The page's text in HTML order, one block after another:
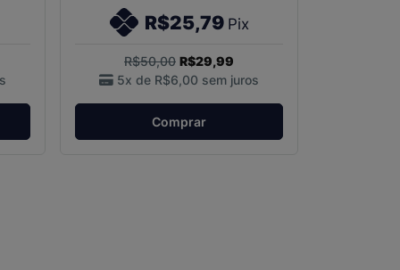
R$25,79 Pix
R$50,00 R$29,99
5x de R$6,00 sem juros
Comprar